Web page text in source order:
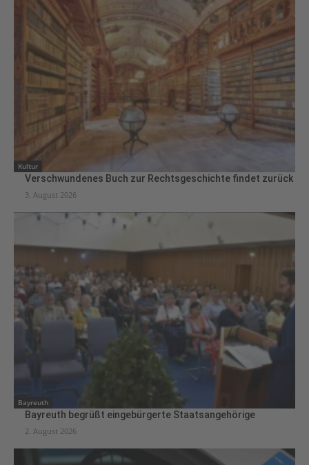
Kultur
Verschwundenes Buch zur Rechtsgeschichte findet zurück
3. August 2026
Bayreuth
Bayreuth begrüßt eingebürgerte Staatsangehörige
2. August 2026